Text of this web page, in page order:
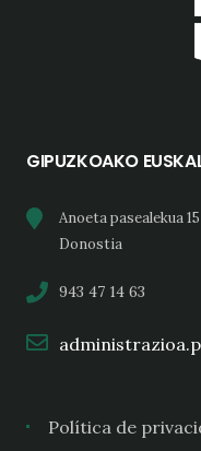
GIPUZKOAKO
Anoeta pasealekua
Donostia
943 47 14 63
Política de